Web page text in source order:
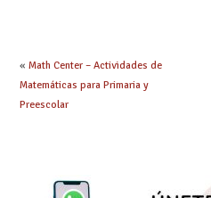
« Math Center – Actividades de
Matemáticas para Primaria y
Preescolar